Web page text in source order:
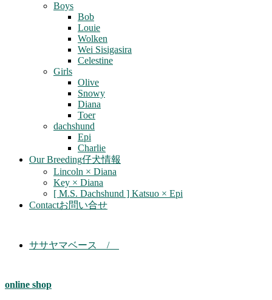
Boys
Bob
Louie
Wolken
Wei Sisigasira
Celestine
Girls
Olive
Snowy
Diana
Toer
dachshund
Epi
Charlie
Our Breeding仔犬情報
Lincoln × Diana
Key × Diana
[ M.S. Dachshund ] Katsuo × Epi
Contactお問い合せ
ササヤマベース /
online shop